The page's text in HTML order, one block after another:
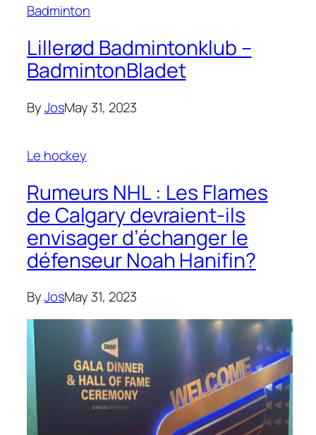
Badminton
Lillerød Badmintonklub –
BadmintonBladet
ByJosMay 31, 2023
Le hockey
Rumeurs NHL : Les Flames
de Calgary devraient-ils
envisager d’échanger le
défenseur Noah Hanifin?
ByJosMay 31, 2023